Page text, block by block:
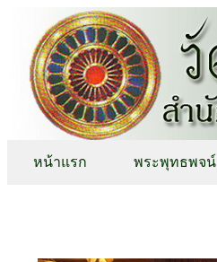
หน้าแรก พระพุทธพจน์